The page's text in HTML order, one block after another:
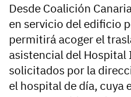
Desde Coalición
en servicio del edificio
permitirá acoger el
asistencial del
solicitados por la
el hospital de día, cuya